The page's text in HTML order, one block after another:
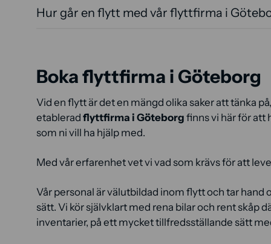
Hur går en flytt med vår flyttfirma i
Boka flyttfirma i Göteborg
Vid en flytt är det en mängd olika saker att tänka
etablerad flyttfirma i Göteborg finns vi här för att
som ni vill ha hjälp med.
Med vår erfarenhet vet vi vad som krävs för att
Vår personal är välutbildad inom flytt och tar
sätt. Vi kör självklart med rena bilar och rent skåp
inventarier, på ett mycket tillfredsställande sätt